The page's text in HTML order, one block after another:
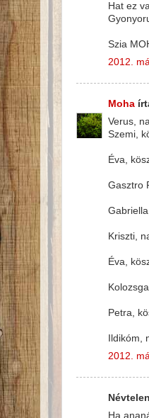
Hat ez
Szia
2012.
Moha
Verus,
Szemi,
Éva,
Gasztro
Kriszti,
Éva,
Petra,
2012.
Ha